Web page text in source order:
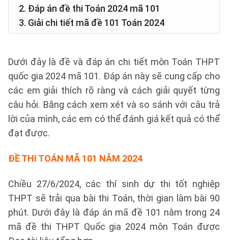
2. Đáp án đề thi Toán 2024 mã 101
3. Giải chi tiết mã đề 101 Toán 2024
Dưới đây là đề và đáp án chi tiết môn Toán THPT
quốc gia 2024 mã 101. Đáp án này sẽ cung cấp cho
các em giải thích rõ ràng và cách giải quyết từng
câu hỏi. Bằng cách xem xét và so sánh với câu trả
lời của mình, các em có thể đánh giá kết quả có thể
đạt được.
ĐỀ THI TOÁN MÃ 101 NĂM 2024
Chiều 27/6/2024, các thí sinh dự thi tốt nghiệp
THPT sẽ trải qua bài thi Toán, thời gian làm bài 90
phút. Dưới đây là đáp án mã đề 101 nằm trong 24
mã đề thi THPT Quốc gia 2024 môn Toán được